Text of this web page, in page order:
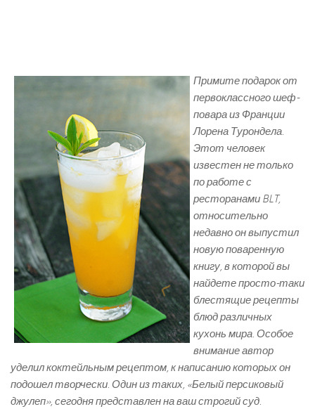
Примите подарок от
первоклассного шеф-
повара из Франции
Лорена Турондела.
Этот человек
известен не только
по работе с
ресторанами BLT,
относительно
недавно он выпустил
новую поваренную
книгу, в которой вы
найдете просто-таки
блестящие рецепты
блюд различных
кухонь мира. Особое
внимание автор
уделил коктейльным рецептом, к написанию которых он
подошел творчески. Один из таких, «Белый персиковый
джулеп», сегодня представлен на ваш строгий суд.